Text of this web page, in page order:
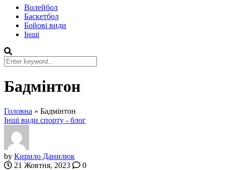
Волейбол
Баскетбол
Бойові види
Інші
Бадмінтон
Головна » Бадмінтон
Інші види спорту - блог
by Кирило Данилюк
21 Жовтня, 2023
0